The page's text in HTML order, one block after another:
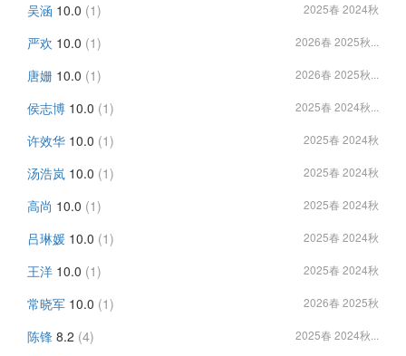
吴涵 10.0 (1) 2025春 2024秋
严欢 10.0 (1) 2026春 2025秋...
唐姗 10.0 (1) 2026春 2025秋...
侯志博 10.0 (1) 2025春 2024秋...
许效华 10.0 (1) 2025春 2024秋
汤浩岚 10.0 (1) 2025春 2024秋
高尚 10.0 (1) 2025春 2024秋
吕琳媛 10.0 (1) 2025春 2024秋
王洋 10.0 (1) 2025春 2024秋
常晓军 10.0 (1) 2026春 2025秋
陈锋 8.2 (4) 2025春 2024秋...